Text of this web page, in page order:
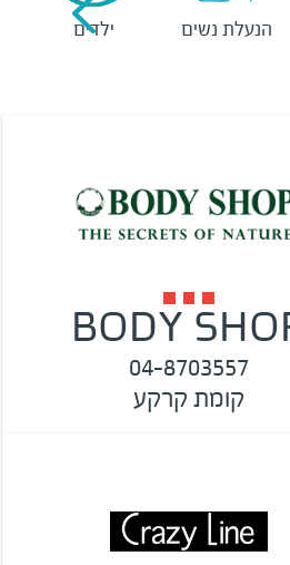
הנעלת נשים ילדים
BODY
04-8703557
קומת קרקע